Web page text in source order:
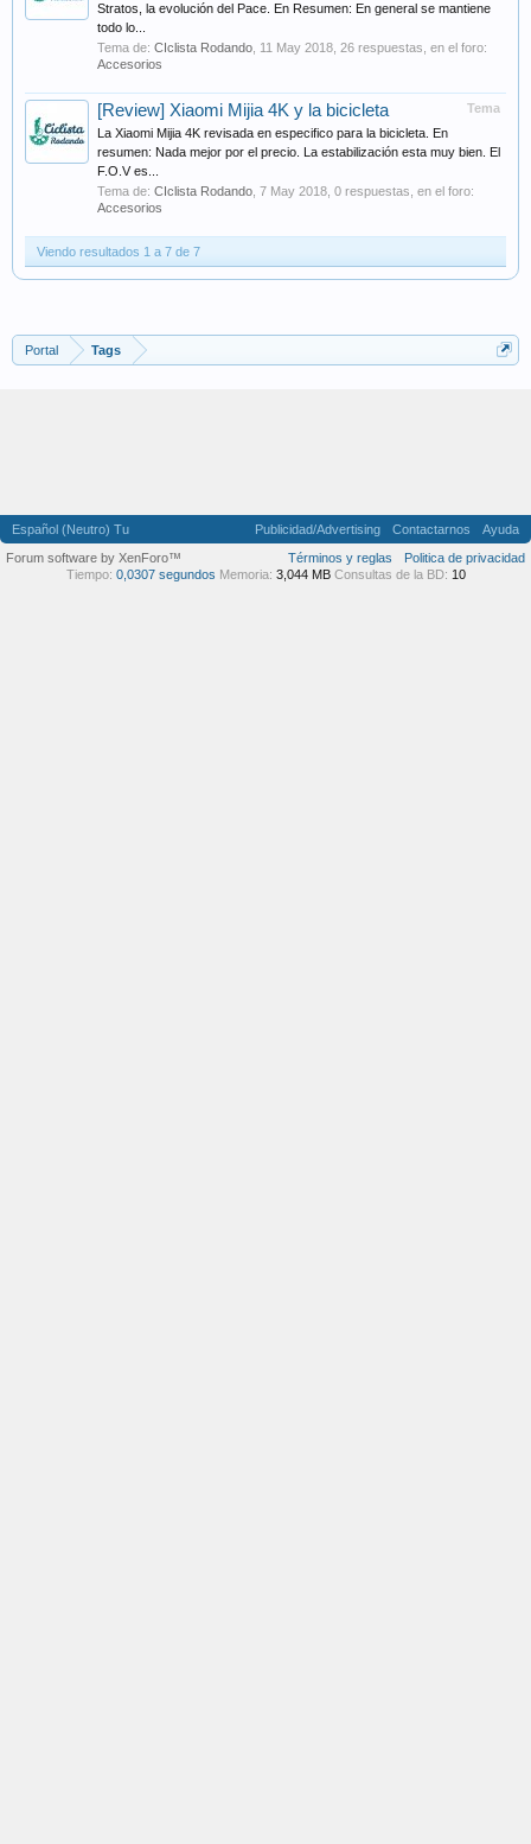
Stratos, la evolución del Pace. En Resumen: En general se mantiene
todo lo...
Tema de: CIclista Rodando 11 May 2018 , 26 respuestas, en el foro:
Accesorios
Tema
[Review] Xiaomi Mijia 4K y la bicicleta
La Xiaomi Mijia 4K revisada en especifico para la bicicleta. En
resumen: Nada mejor por el precio. La estabilización esta muy bien. El
F.O.V es...
Tema de: CIclista Rodando 7 May 2018 , 0 respuestas, en el foro:
Accesorios
Viendo resultados 1 a 7 de 7
Portal Tags
Español (Neutro) Tu Publicidad/Advertising Contactarnos
Ayuda
Términos y reglas
Politica de privacidad
Forum software by XenForo™
Tiempo: 0,0307 segundos Memoria: 3,044 MB Consultas de la BD: 10